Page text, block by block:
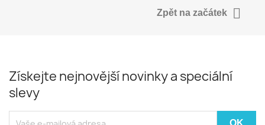
Zpět na začátek 
Získejte nejnovější novinky a speciální
slevy